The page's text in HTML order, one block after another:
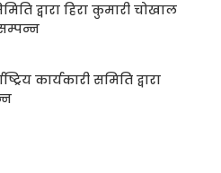
द्वारा हिरा कुमारी चोखाल
कार्यकारी समिति द्वारा